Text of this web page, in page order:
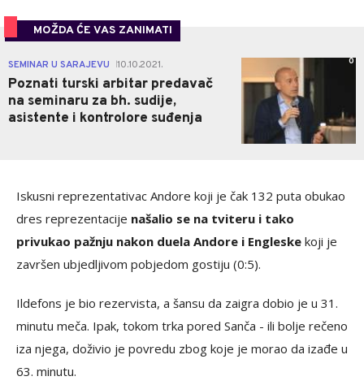
MOŽDA ĆE VAS ZANIMATI
SEMINAR U SARAJEVU 10.10.2021.
Poznati turski arbitar predavač
na seminaru za bh. sudije,
asistente i kontrolore suđenja
0
Iskusni reprezentativac Andore koji je čak 132 puta obukao
dres reprezentacije našalio se na tviteru i tako
privukao pažnju nakon duela Andore i Engleske koji je
završen ubjedljivom pobjedom gostiju (0:5).
Ildefons je bio rezervista, a šansu da zaigra dobio je u 31.
minutu meča. Ipak, tokom trka pored Sanča - ili bolje rečeno
iza njega, doživio je povredu zbog koje je morao da izađe u
63. minutu.